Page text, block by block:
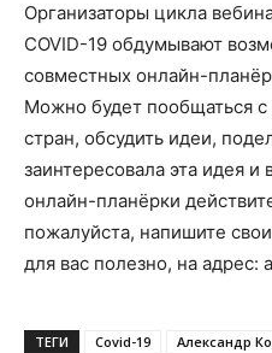
Организаторы цикла
COVID-19 обдумывают
совместных онлайн-
Можно будет пообщаться с
стран, обсудить идеи,
заинтересовала эта идея и
онлайн-планёрки
пожалуйста, напишите
для вас полезно, на адрес:
ТЕГИ Covid-19 Александр